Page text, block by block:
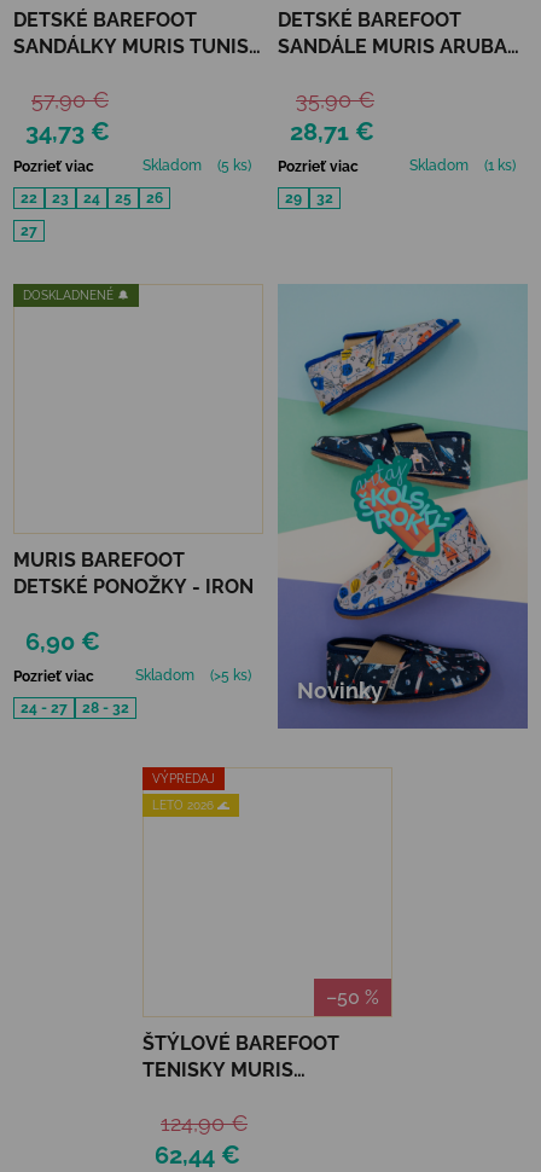
DETSKÉ BAREFOOT
SANDÁLKY MURIS TUNIS
34,73 €
57,90 €
Pozrieť viac Skladom
(5 ks)
22
23 24 25
26
27
DETSKÉ BAREFOOT
SANDÁLE MURIS ARUBA
28,71 €
35,90 €
Pozrieť viac Skladom
(1 ks)
29
32
DOSKLADNENÉ 🔔
MURIS BAREFOOT
DETSKÉ PONOŽKY - IRON
6,90 €
Pozrieť viac Skladom
(>5 ks)
24 - 27
28 - 32
Novinky
VÝPREDAJ
LETO 2026 🌊
–50 %
ŠTÝLOVÉ BAREFOOT
TENISKY MURIS
TAUPE
62,44 €
124,90 €